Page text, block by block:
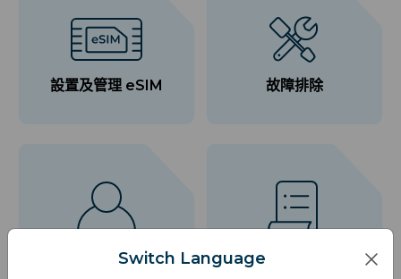
設置及管理 eSIM 故障排除
帳戶設定Switch Language